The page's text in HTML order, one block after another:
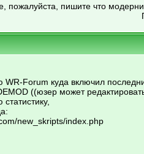
пожалуйста, пишите что
Forum куда включил
((юзер может
new_skripts/index.php